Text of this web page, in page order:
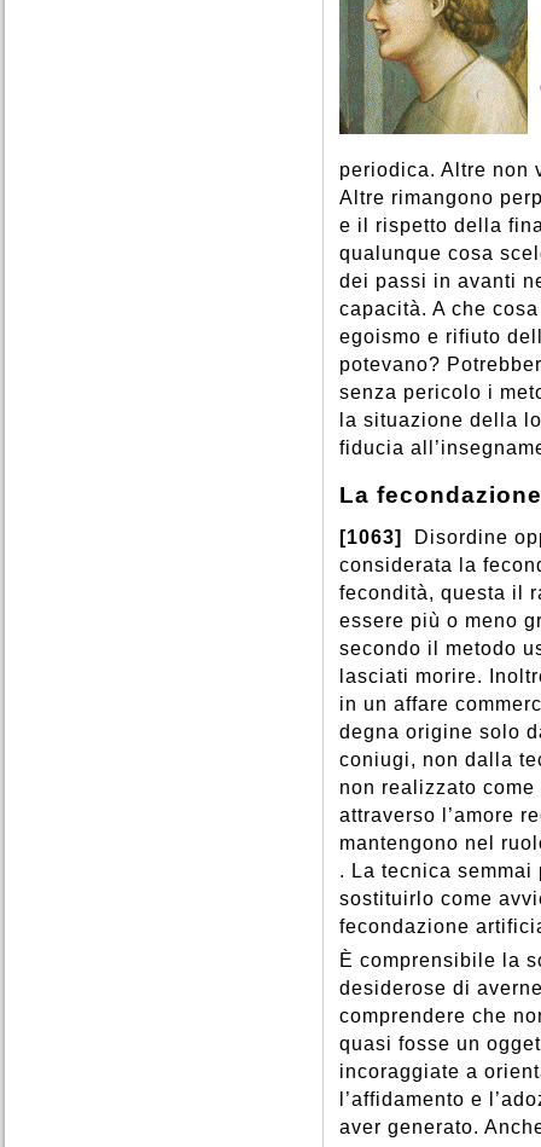
periodica. Altre non
Altre rimangono
e il rispetto della
qualunque cosa
dei passi in avanti
capacità. A che
egoismo e rifiuto
potevano?
senza pericolo i
la situazione della
fiducia
La
[1063]
Disordine
considerata la
fecondità, questa il
essere più o meno
secondo il metodo
lasciati morire.
in un affare
degna origine solo
coniugi, non dalla
non realizzato
attraverso l’amore
mantengono nel
. La tecnica semmai
sostituirlo come
fecondazione
È comprensibile la
desiderose di
comprendere che
quasi fosse un
incoraggiate a
l’affidamento e
aver generato.